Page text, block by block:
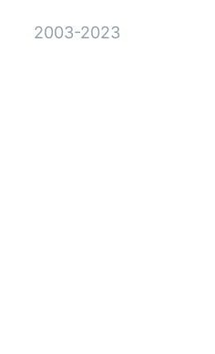
2003-2023